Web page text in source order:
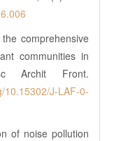
comprehensive
communities in
Archit Front.
10.15302/J-LAF-0-
of noise pollution